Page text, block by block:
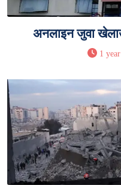
अनलाइन जुवा
1 year